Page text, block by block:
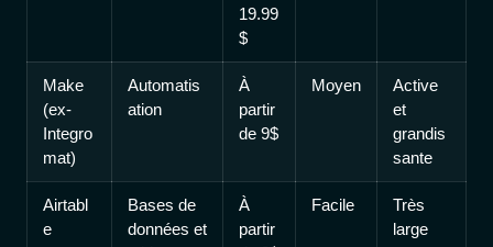
19.99
$
Make
(ex-
Integro
mat)
Automatis
ation
À
partir
de 9$
Moyen
Active
et
grandis
sante
Airtabl
e
Bases de
données et
À
partir
Facile
Très
large